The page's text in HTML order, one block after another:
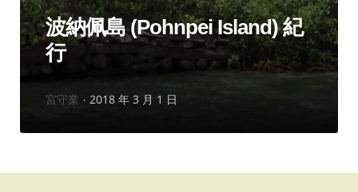
波納佩島 (Pohnpei Island) 紀
行
作
宮守業 2018 年 3 月 1 日